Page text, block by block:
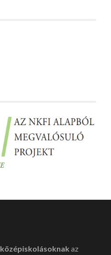
középiskolásoknak az